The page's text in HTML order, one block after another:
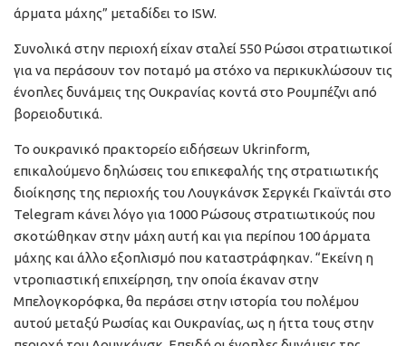
άρματα μάχης” μεταδίδει το ISW.
Συνολικά στην περιοχή είχαν σταλεί 550 Ρώσοι στρατιωτικοί
για να περάσουν τον ποταμό μα στόχο να περικυκλώσουν τις
ένοπλες δυνάμεις της Ουκρανίας κοντά στο Ρουμπέζνι από
βορειοδυτικά.
Το ουκρανικό πρακτορείο ειδήσεων Ukrinform,
επικαλούμενο δηλώσεις του επικεφαλής της στρατιωτικής
διοίκησης της περιοχής του Λουγκάνσκ Σεργκέι Γκαϊντάι στο
Telegram κάνει λόγο για 1000 Ρώσους στρατιωτικούς που
σκοτώθηκαν στην μάχη αυτή και για περίπου 100 άρματα
μάχης και άλλο εξοπλισμό που καταστράφηκαν. “Εκείνη η
ντροπιαστική επιχείρηση, την οποία έκαναν στην
Μπελογκορόφκα, θα περάσει στην ιστορία του πολέμου
αυτού μεταξύ Ρωσίας και Ουκρανίας, ως η ήττα τους στην